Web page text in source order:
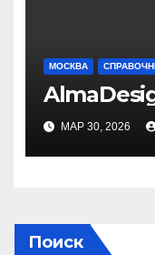
МОСКВА
МАР 30, 2026
Поиск